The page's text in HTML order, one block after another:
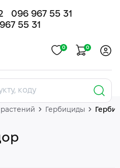
096 967 55 31
0 0
Гербициды